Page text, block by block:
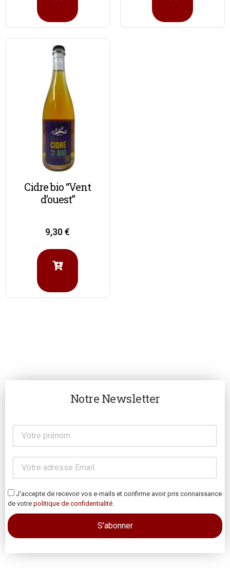
Cidre bio “Vent
d’ouest”
9,30€
Notre Newsletter
J'accepte de recevoir vos e-mails et confirme avoir pris connaissance
de votre politique de confidentialité